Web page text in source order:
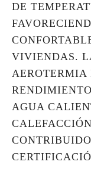
DE
VIVIENDAS.
AGUA